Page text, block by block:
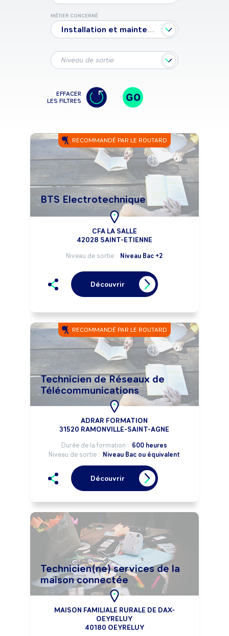
EFFACER
LES FILTRES
MÉTIER CONCERNÉ
Installation et maintenance télécoms et courants faibles
Niveau de sortie
GO
RECOMMANDÉ PAR LE ROUTARD
BTS Electrotechnique
CFA LA SALLE
42028 SAINT-ETIENNE
Niveau de sortie : Niveau Bac +2
Découvrir
RECOMMANDÉ PAR LE ROUTARD
Technicien de Réseaux de
Télécommunications
ADRAR FORMATION
31520 RAMONVILLE-SAINT-AGNE
Durée de la formation : 600 heures
Niveau de sortie : Niveau Bac ou équivalent
Découvrir
Technicien(ne) services de la
maison connectée
MAISON FAMILIALE RURALE DE DAX-
OEYRELUY
40180 OEYRELUY